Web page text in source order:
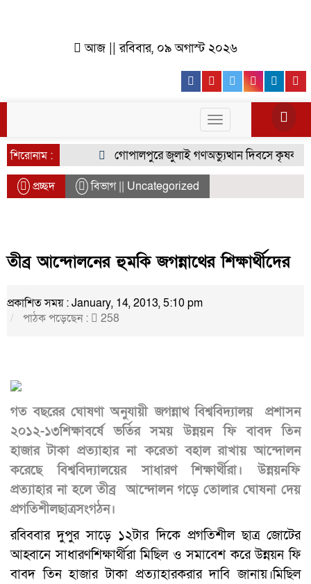
আজ || রবিবার, ০৯ অগাস্ট ২০২৬
Facebook
YoutubeTwitter
Toggle
navigation
শিরোনাম :
গোপালপুরে জুলাই গণঅভ্যুত্থান দিবসে কৃষক
প্রচ্ছদ বিভাগ || Uncategorized
তীব্র আন্দোলনের হুমকি জগন্নাথের শিক্ষার্থীদের
প্রকাশিত সময় : January, 14, 2013, 5:10 pm
পাঠক পড়েছেন :
258
গত বছরের ঘোষণা অনুযায়ী জগন্নাথ বিশ্ববিদ্যালয় প্রশাসন
২০১২-১৩শিক্ষাবর্ষে ভর্তির সময় উন্নয়ন ফি বাবদ তিন
হাজার টাকা প্রত্যাহার না করেতা বহাল রাখায় আন্দোলন
করেছে বিশ্ববিদ্যালয়ের সাধারণ শিক্ষার্থীরা। উন্নয়নফি
প্রত্যাহার না হলে তীব্র আন্দোলন গড়ে তোলার ঘোষনা দেয়
প্রগতিশীলছাত্রসংগঠন।
রবিববার দুপুর সাড়ে ১২টার দিকে প্রগতিশীল ছাত্র জোটের
আহ্বানে সাধারণশিক্ষার্থীরা মিছিল ও সমাবেশ করে উন্নয়ন ফি
বাবদ তিন হাজার টাকা প্রত্যাহারকরার দাবি জানায়।মিছিল